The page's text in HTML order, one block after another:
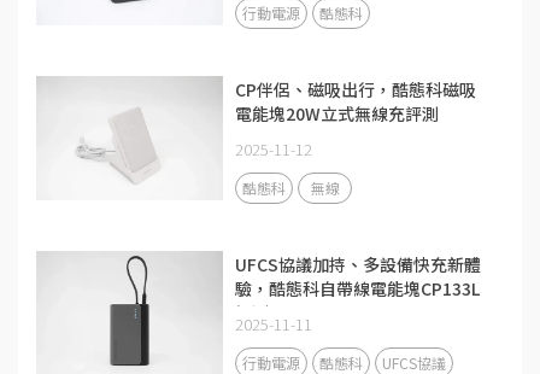
行動電源 酷態科
CP伴侶、磁吸出行，酷態科磁吸
電能塊20W立式無線充評測
2025-11-12
酷態科 無線
UFCS協議加持、多設備快充新體
驗，酷態科自帶線電能塊CP133L
評測
2025-11-11
行動電源 酷態科 UFCS協議